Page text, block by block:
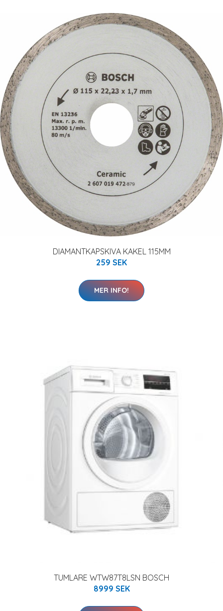
DIAMANTKAPSKIVA KAKEL 115MM
259 SEK
MER INFO!
TUMLARE WTW87T8LSN BOSCH
8999 SEK